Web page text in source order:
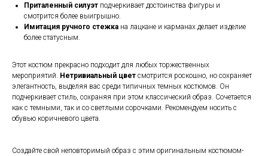
Приталенный силуэт подчеркивает достоинства фигуры и
смотрится более выигрышно.
Имитация ручного стежка на лацкане и карманах делает изделие
более статусным.
Этот костюм прекрасно подходит для любых торжественных
мероприятий. Нетривиальный цвет смотрится роскошно, но сохраняет
элегантность, выделяя вас среди типичных темных костюмов. Он
подчеркивает стиль, сохраняя при этом классический образ. Сочетается
как с темными, так и со светлыми сорочками. Рекомендуем носить с
обувью коричневого цвета.
Создайте свой неповторимый образ с этим оригинальным костюмом-